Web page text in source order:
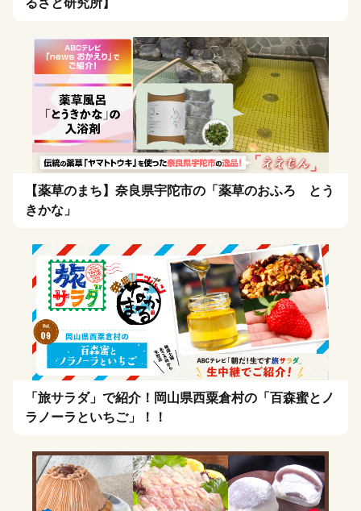
るさと研究所】
【薬草のまち】奈良県宇陀市の「薬草のおふろ とう
きかな」
「旅サラダ」で紹介！岡山県西粟倉村の「百森蜜とノ
ラノーラといちご」！！